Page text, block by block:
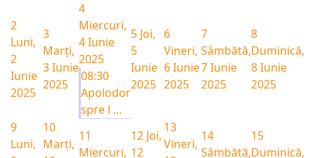
2
Luni,
2
Iunie
2025
3
Marți,
3 Iunie
2025
4
Miercuri,
4 Iunie
2025
08:30
Apolodor
spre l ...
5 Joi,
5
Iunie
2025
6
Vineri,
6 Iunie
2025
7
Sâmbătă,
7 Iunie
2025
8
Duminică,
8 Iunie
2025
9
Luni,
10
Marți,
11
Miercuri,
12 Joi,
12
13
Vineri,
14
Sâmbătă,
15
Duminică,